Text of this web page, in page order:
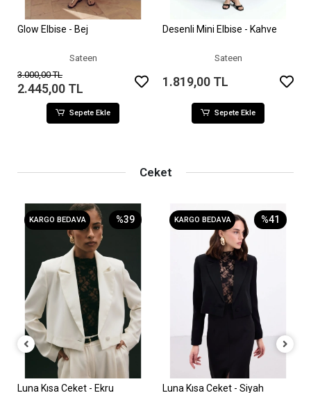
Sepete Ekle
Glow Elbise - Bej
Sateen
3.000,00 TL
2.445,00 TL
Sepete Ekle
Sepete Ekle
Desenli Mini Elbise - Kahve
Sateen
1.819,00 TL
Sepete Ekle
Ceket
KARGO BEDAVA %39
Luna Kısa Ceket - Ekru
KARGO BEDAVA %41
Luna Kısa Ceket - Siyah